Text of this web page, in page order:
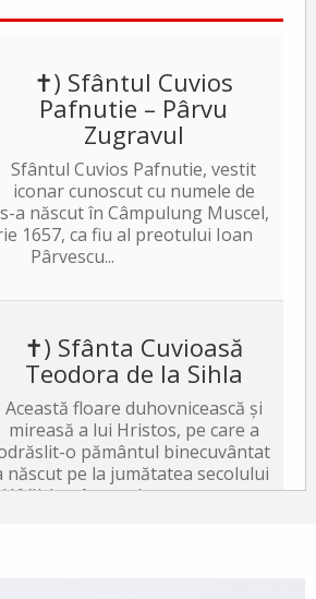
✝) Sfântul Cuvios
Pafnutie – Pârvu
Zugravul
Sfântul Cuvios Pafnutie, vestit
iconar cunoscut cu numele de
a născut în Câmpulung Muscel,
1657, ca fiu al preotului Ioan
Pârvescu...
✝) Sfânta Cuvioasă
Teodora de la Sihla
Această floare duhovnicească și
mireasă a lui Hristos, pe care a
o pământul binecuvântat
născut pe la jumătatea secolului
XVII-lea, în satul...